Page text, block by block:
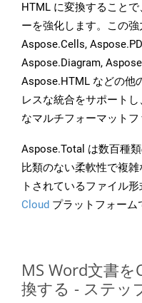
HTML に変換すること
ーを強化します。この強
Aspose.Cells,
Aspose.Diagram,
Aspose.HTML などの他
レスな統合をサポート
なマルチフォーマットフ
Aspose.Total は数百種
比類のない柔軟性で複
トされているファイル形
Cloud プラットフォーム
MS Word文書を
換する - ステッ